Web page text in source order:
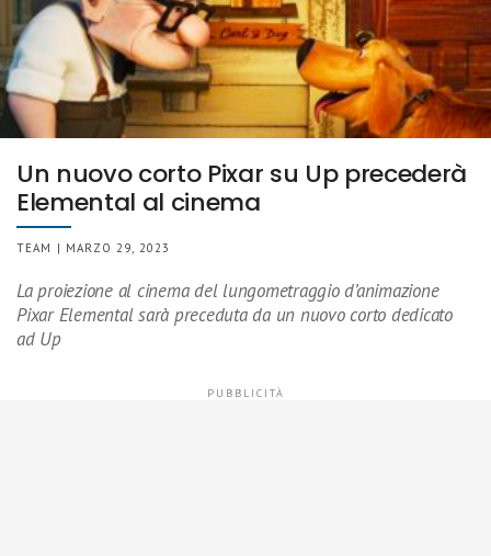
Un nuovo corto Pixar su Up precederà
Elemental al cinema
TEAM | MARZO 29, 2023
La proiezione al cinema del lungometraggio d’animazione
Pixar Elemental sarà preceduta da un nuovo corto dedicato
ad Up